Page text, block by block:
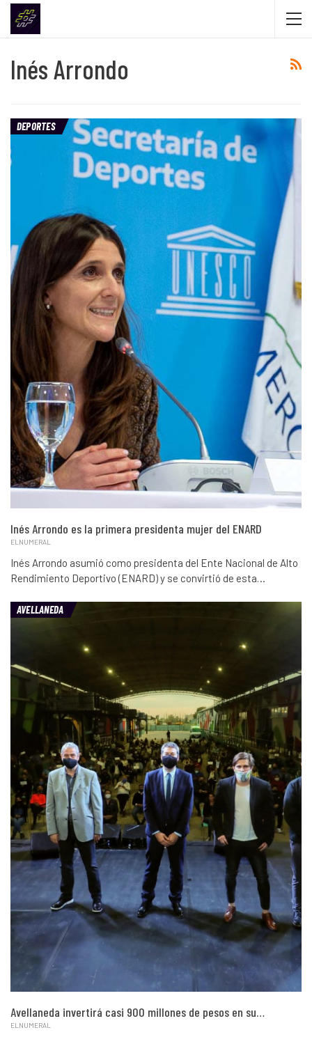
Inés Arrondo
DEPORTES
Inés Arrondo es la primera presidenta mujer del ENARD
ELNUMERAL
Inés Arrondo asumió como presidenta del Ente Nacional de Alto
Rendimiento Deportivo (ENARD) y se convirtió de esta…
AVELLANEDA
Avellaneda invertirá casi 900 millones de pesos en su…
ELNUMERAL